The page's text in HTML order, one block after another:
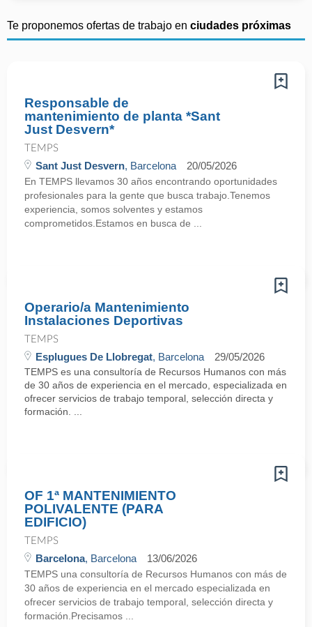
Te proponemos ofertas de trabajo en ciudades próximas
Responsable de
mantenimiento de planta *Sant
Just Desvern*
TEMPS
Sant Just Desvern, Barcelona 20/05/2026
En TEMPS llevamos 30 años encontrando oportunidades
profesionales para la gente que busca trabajo.Tenemos
experiencia, somos solventes y estamos
comprometidos.Estamos en busca de ...
Operario/a Mantenimiento
Instalaciones Deportivas
TEMPS
Esplugues De Llobregat, Barcelona 29/05/2026
TEMPS es una consultoría de Recursos Humanos con más
de 30 años de experiencia en el mercado, especializada en
ofrecer servicios de trabajo temporal, selección directa y
formación. ...
OF 1ª MANTENIMIENTO
POLIVALENTE (PARA
EDIFICIO)
TEMPS
Barcelona, Barcelona 13/06/2026
TEMPS una consultoría de Recursos Humanos con más de
30 años de experiencia en el mercado especializada en
ofrecer servicios de trabajo temporal, selección directa y
formación.Precisamos ...